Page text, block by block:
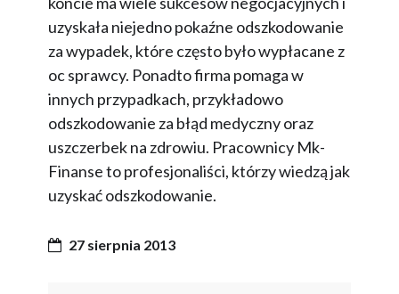
uzyskała niejedno pokaźne odszkodowanie
za wypadek, które często było wypłacane z
oc sprawcy. Ponadto firma pomaga w
innych przypadkach, przykładowo
odszkodowanie za błąd medyczny oraz
uszczerbek na zdrowiu. Pracownicy Mk-
Finanse to profesjonaliści, którzy wiedzą jak
uzyskać odszkodowanie.
27 sierpnia 2013